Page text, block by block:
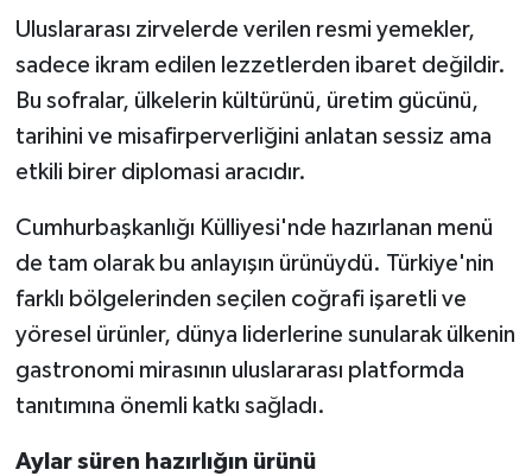
Uluslararası zirvelerde verilen resmi yemekler,
sadece ikram edilen lezzetlerden ibaret değildir.
Bu sofralar, ülkelerin kültürünü, üretim gücünü,
tarihini ve misafirperverliğini anlatan sessiz ama
etkili birer diplomasi aracıdır.
Cumhurbaşkanlığı Külliyesi'nde hazırlanan menü
de tam olarak bu anlayışın ürünüydü. Türkiye'nin
farklı bölgelerinden seçilen coğrafi işaretli ve
yöresel ürünler, dünya liderlerine sunularak ülkenin
gastronomi mirasının uluslararası platformda
tanıtımına önemli katkı sağladı.
Aylar süren hazırlığın ürünü